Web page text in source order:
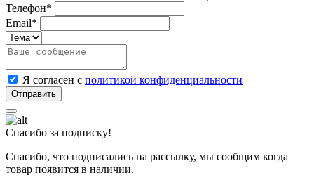
Телефон*
Email*
Я согласен с политикой конфиденциальности
Спасибо за подписку!
Спасибо, что подписались на рассылку, мы сообщим когда
товар появится в наличии.